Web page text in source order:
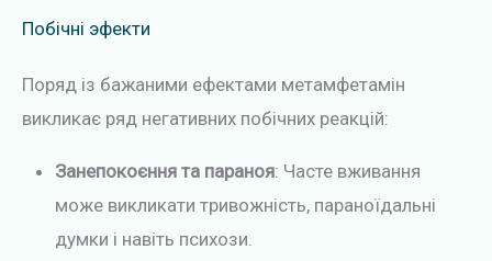
Побічні эфекти
Поряд із бажаними ефектами метамфетамін
викликає ряд негативних побічних реакцій:
Занепокоєння та параноя: Часте вживання
може викликати тривожність, параноїдальні
думки і навіть психози.